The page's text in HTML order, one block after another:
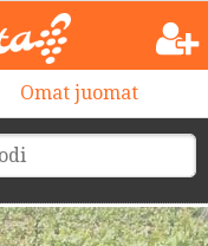
Omat juomat